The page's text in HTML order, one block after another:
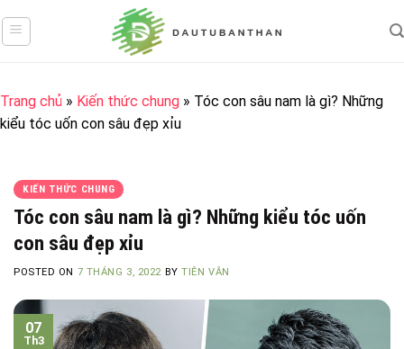
to
Trang chủ » Kiến thức chung » Tóc con sâu nam là gì? Những
kiểu tóc uốn con sâu đẹp xỉu
KIẾN THỨC CHUNG
Tóc con sâu nam là gì? Những kiểu tóc uốn
con sâu đẹp xỉu
POSTED ON 7 THÁNG 3, 2022 BYTIÊN VÂN
07
Th3